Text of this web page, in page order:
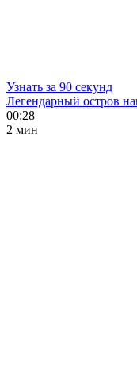
Узнать за 90 секунд
Легендарный остров
00:28
2 мин